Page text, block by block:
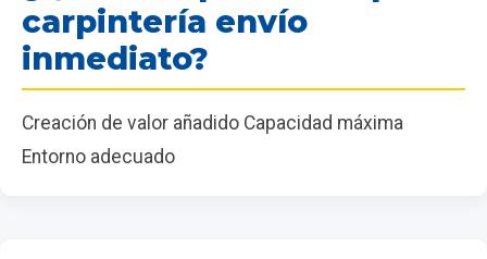
carpintería envío
inmediato?
Creación de valor añadido Capacidad máxima
Entorno adecuado